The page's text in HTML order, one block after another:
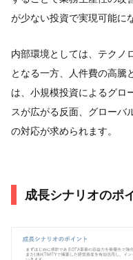
が少ない投資で実現可能に
内部環境としては、テクノ
となる一方、人件費の高騰
は、小規模投資によるグロ
スが広がる反面、グローバ
の対応が求められます。
成長シナリオのポ